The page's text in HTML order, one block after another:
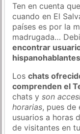
Ten en cuenta
cuando en El
países es por la
madrugada…
encontrar
Loschats
comprenden el
chats yson
horarias, pues de
usuarios a horas
de visitantes en